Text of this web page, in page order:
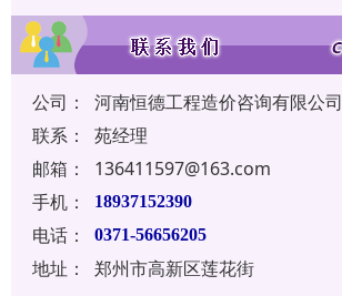
公司：
河南恒德工程造价咨询有限公司
联系：
苑经理
邮箱：
136411597@163.com
手机：
18937152390
电话： 0371-56656205
地址：
郑州市高新区莲花街